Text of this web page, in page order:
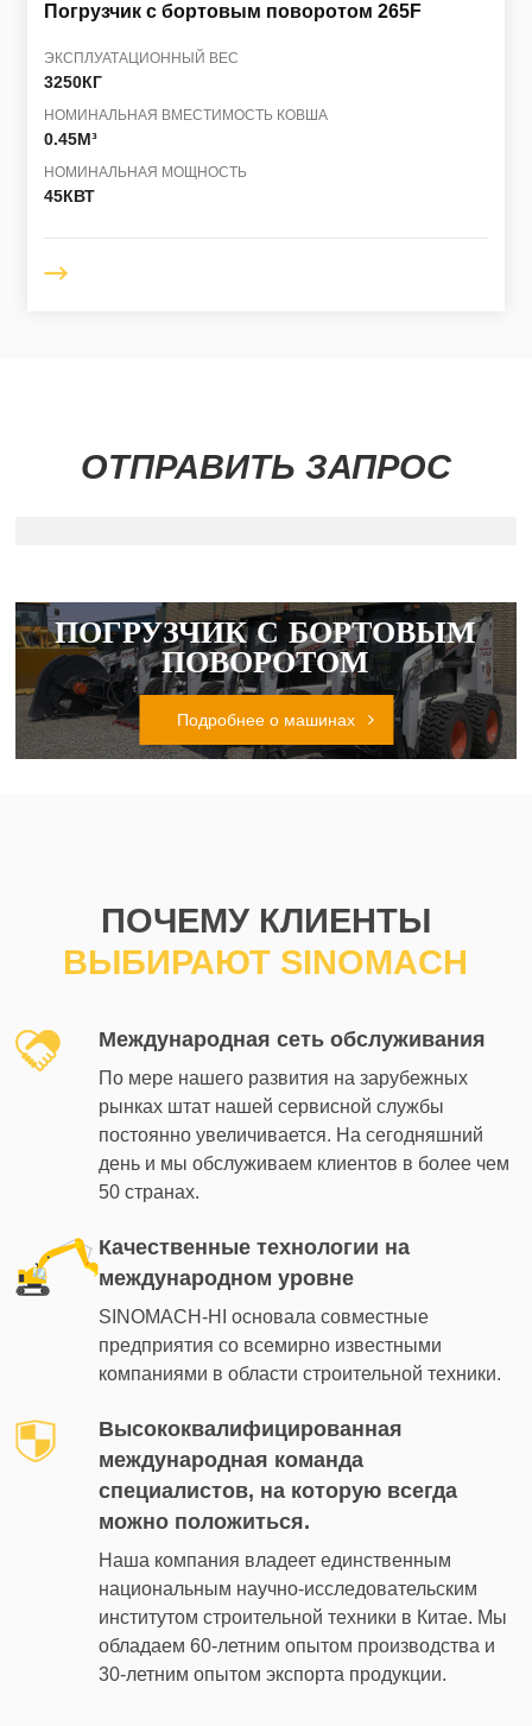
Погрузчик с бортовым поворотом265F
ЭКСПЛУАТАЦИОННЫЙ ВЕС
3250КГ
НОМИНАЛЬНАЯ ВМЕСТИМОСТЬ КОВША
0.45M³
НОМИНАЛЬНАЯ МОЩНОСТЬ
45КВТ
ОТПРАВИТЬ ЗАПРОС
ПОГРУЗЧИК С БОРТОВЫМ
ПОВОРОТОМ
Подробнее о машинах
ПОЧЕМУ КЛИЕНТЫ
ВЫБИРАЮТ SINOMACH
Международная сеть обслуживания
По мере нашего развития на зарубежных
рынках штат нашей сервисной службы
постоянно увеличивается. На сегодняшний
день и мы обслуживаем клиентов в более чем
50 странах.
Качественные технологии на
международном уровне
SINOMACH-HI основала совместные
предприятия со всемирно известными
компаниями в области строительной техники.
Высококвалифицированная
международная команда
специалистов, на которую всегда
можно положиться.
Наша компания владеет единственным
национальным научно-исследовательским
институтом строительной техники в Китае. Мы
обладаем 60-летним опытом производства и
30-летним опытом экспорта продукции.